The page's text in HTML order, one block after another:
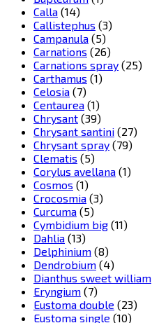
Calla (14)
Callistephus (3)
Campanula (5)
Carnations (26)
Carnations spray (25)
Carthamus (1)
Celosia (7)
Centaurea (1)
Chrysant (39)
Chrysant santini (27)
Chrysant spray (79)
Clematis (5)
Corylus avellana (1)
Cosmos (1)
Crocosmia (3)
Curcuma (5)
Cymbidium big (11)
Dahlia (13)
Delphinium (8)
Dendrobium (4)
Dianthus sweet william
Eryngium (7)
Eustoma double (23)
Eustoma single (10)